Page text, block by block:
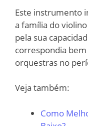
Este instrumento
a família do
pela sua
correspondia
orquestras no
Veja também:
Como